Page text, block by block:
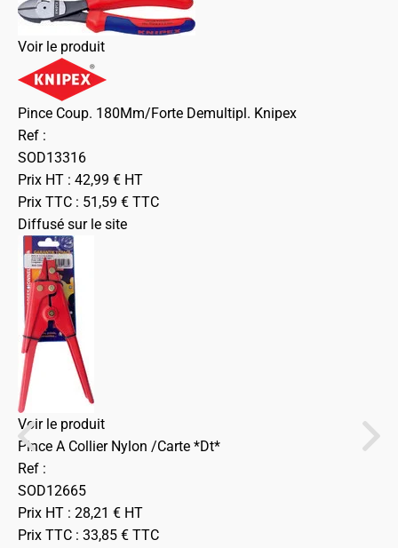
Voir le produit
Pince Coup. 180Mm/Forte Demultipl. Knipex
Ref :
SOD13316
Prix HT : 42,99 € HT
Prix TTC : 51,59 € TTC
Diffusé sur le site
Voir le produit
Pince A Collier Nylon /Carte *Dt*
Ref :
SOD12665
Prix HT : 28,21 € HT
Prix TTC : 33,85 € TTC